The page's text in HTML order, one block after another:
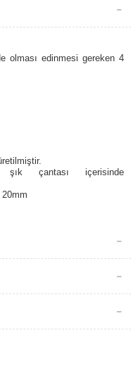
olması edinmesi gereken 4
şık çantası içerisinde
20mm